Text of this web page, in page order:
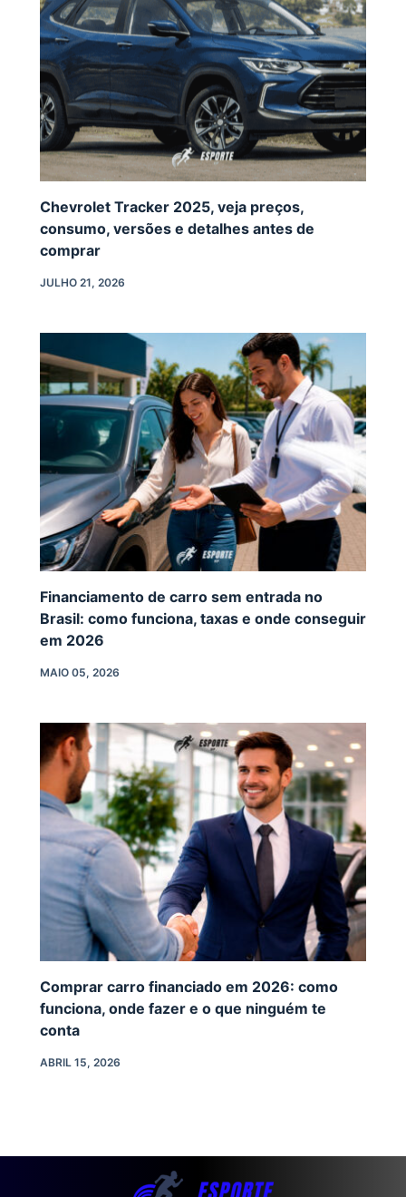
Chevrolet Tracker 2025, veja preços,
consumo, versões e detalhes antes de
comprar
JULHO 21, 2026
Financiamento de carro sem entrada no
Brasil: como funciona, taxas e onde conseguir
em 2026
MAIO 05, 2026
Comprar carro financiado em 2026: como
funciona, onde fazer e o que ninguém te
conta
ABRIL 15, 2026